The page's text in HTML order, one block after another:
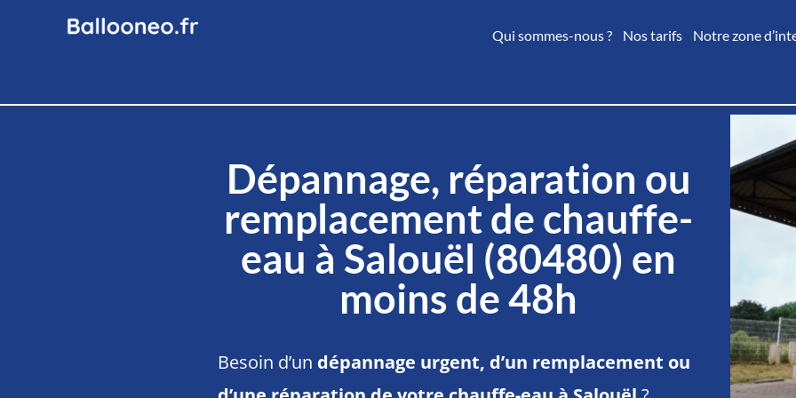
Qui sommes-nous ? Nos tarifs Notre zone
Dépannage, réparation ou
remplacement de chauffe-
eau à Salouël (80480) en
moins de 48h
Besoin d’un dépannage urgent, d’un remplacement ou